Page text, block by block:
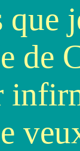
que
de